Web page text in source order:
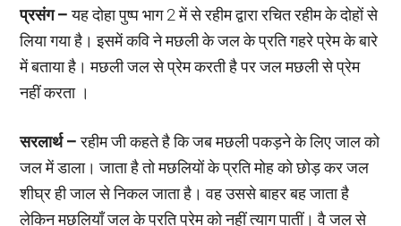
प्रसंग –यह दोहा पुष्प भाग 2 में से रहीम द्वारा रचित रहीम के दोहों से
लिया गया है। इसमें कवि ने मछली के जल के प्रति गहरे प्रेम के बारे
में बताया है। मछली जल से प्रेम करती है पर जल मछली से प्रेम
नहीं करता ।
सरलार्थ –रहीम जी कहते है कि जब मछली पकड़ने के लिए जाल को
जल में डाला। जाता है तो मछलियों के प्रति मोह को छोड़ कर जल
शीघ्र ही जाल से निकल जाता है। वह उससे बाहर बह जाता है
लेकिन मछलियाँ जल के प्रति प्रेम को नहीं त्याग पातीं। वै जल से